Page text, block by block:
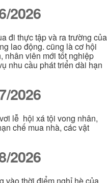
2026
đi thực tập và ra trường của
lao động. cũng là cơ hội
nhân viên mới tốt nghiệp
nhu cầu phát triển dài hạn
2026
lễ hội xá tội vong nhân,
chế mua nhà, các vật
2026